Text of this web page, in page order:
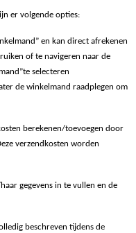
er volgende opties:
en kan direct afrekenen
of te navigeren naar de
selecteren
de winkelmand raadplegen om
berekenen/toevoegen door
verzendkosten worden
gegevens in te vullen en de
beschreven tijdens de